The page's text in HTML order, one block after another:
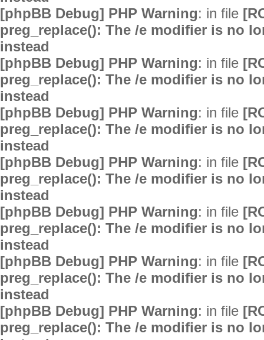
[phpBB Debug] PHP Warning: in file
preg_replace(): The /e modifier is no
instead
[phpBB Debug] PHP Warning: in file
preg_replace(): The /e modifier is no
instead
[phpBB Debug] PHP Warning: in file
preg_replace(): The /e modifier is no
instead
[phpBB Debug] PHP Warning: in file
preg_replace(): The /e modifier is no
instead
[phpBB Debug] PHP Warning: in file
preg_replace(): The /e modifier is no
instead
[phpBB Debug] PHP Warning: in file
preg_replace(): The /e modifier is no
instead
[phpBB Debug] PHP Warning: in file
preg_replace(): The /e modifier is no